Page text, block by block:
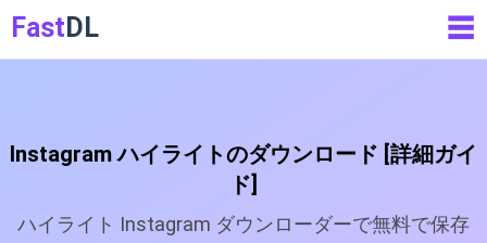
Fast DL ☰
Instagram ハイライトのダウンロード [詳細ガイ
ド]
ハイライト Instagram ダウンローダーで無料で保存